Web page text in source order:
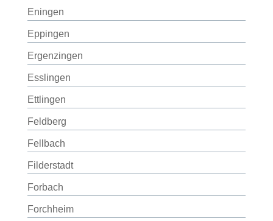
Eningen
Eppingen
Ergenzingen
Esslingen
Ettlingen
Feldberg
Fellbach
Filderstadt
Forbach
Forchheim